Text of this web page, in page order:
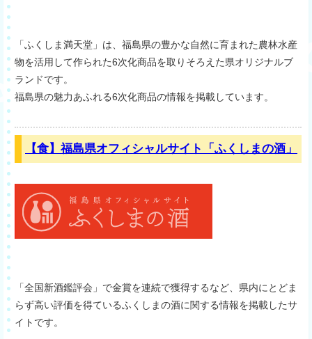
「ふくしま満天堂」は、福島県の豊かな自然に育まれた農林水産
物を活用して作られた6次化商品を取りそろえた県オリジナルブ
ランドです。
福島県の魅力あふれる6次化商品の情報を掲載しています。
【食】福島県オフィシャルサイト「ふくしまの酒」
「全国新酒鑑評会」で金賞を連続で獲得するなど、県内にとどま
らず高い評価を得ているふくしまの酒に関する情報を掲載したサ
イトです。